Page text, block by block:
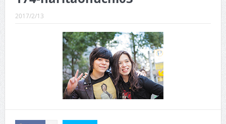
CINEMA×STYLE 288号
CINEMA×STYLE 287号
CINEMA×STYLE 286号
CINEMA×STYLE 285号
CINEMA×STYLE 294号
2017/2/13